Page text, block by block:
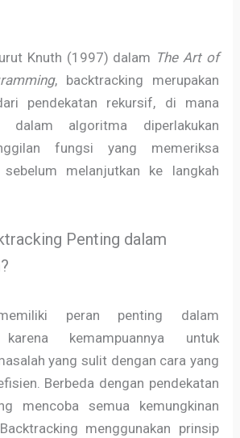
Knuth (1997) dalam The Art of
, backtracking merupakan
pendekatan rekursif, di mana
dalam algoritma diperlakukan
fungsi yang memeriksa
melanjutkan ke langkah
Penting dalam
peran penting dalam
karena kemampuannya untuk
yang sulit dengan cara yang
Berbeda dengan pendekatan
mencoba semua kemungkinan
menggunakan prinsip